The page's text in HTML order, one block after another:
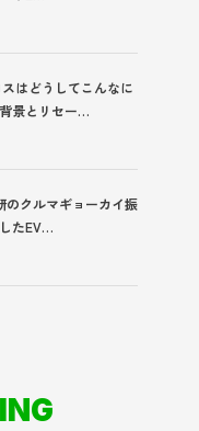
はどうしてこんなに
景とリセー…
のクルマギョーカイ振
たEV…